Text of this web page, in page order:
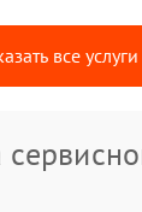
все услуги